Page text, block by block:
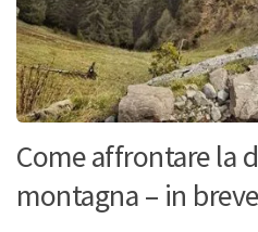
Come affrontare la
montagna – in breve